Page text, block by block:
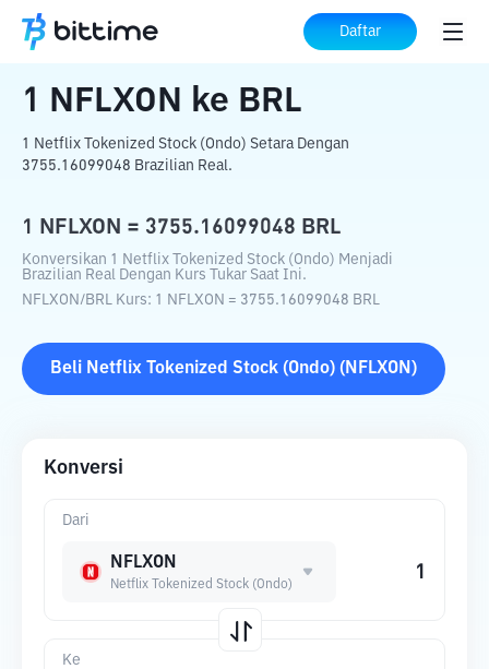
Daftar
Beranda Konverter Kripto NFLXON ke BRL
1 NFLXON ke BRL
1 Netflix Tokenized Stock (Ondo) Setara Dengan
3755.16099048 Brazilian Real.
1 NFLXON = 3755.16099048 BRL
Konversikan 1 Netflix Tokenized Stock (Ondo) Menjadi
Brazilian Real Dengan Kurs Tukar Saat Ini.
NFLXON/BRL Kurs: 1 NFLXON = 3755.16099048 BRL
Beli Netflix Tokenized Stock (Ondo) ( NFLXON )
Konversi
Dari
NFLXON
Netflix Tokenized Stock (Ondo)
Ke